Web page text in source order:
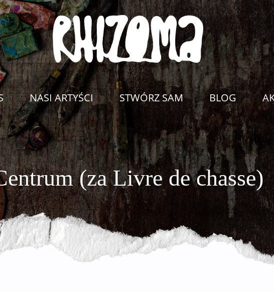
NASI ARTYŚCI STWÓRZ SAM BLOG
(za Livre de chasse)